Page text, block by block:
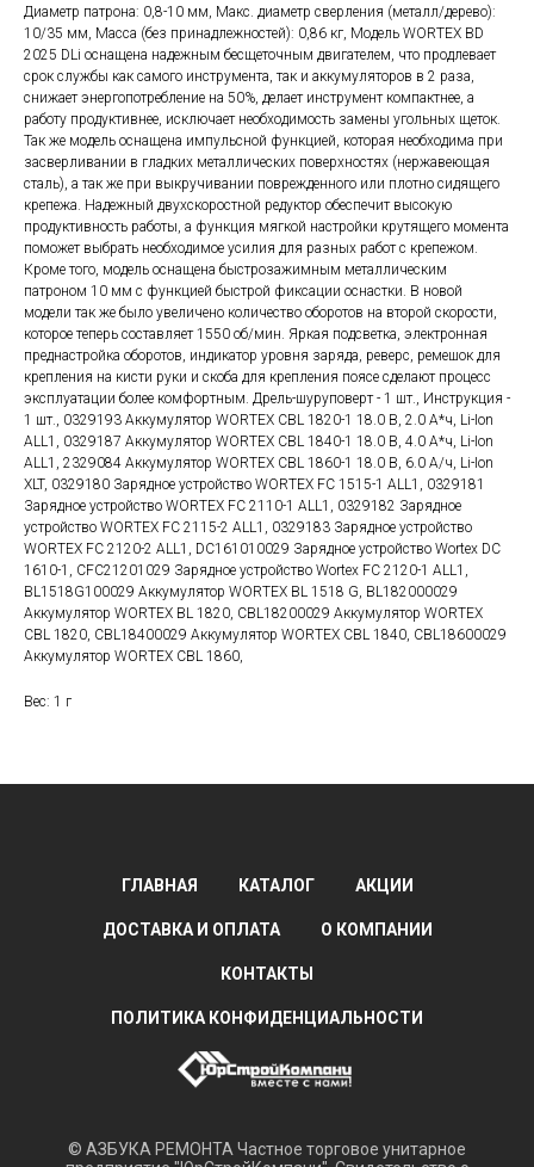
Диаметр патрона: 0,8-10 мм, Макс. диаметр сверления (металл/дерево):
10/35 мм, Масса (без принадлежностей): 0,86 кг, Модель WORTEX BD
2025 DLi оснащена надежным бесщеточным двигателем, что продлевает
срок службы как самого инструмента, так и аккумуляторов в 2 раза,
снижает энергопотребление на 50%, делает инструмент компактнее, а
работу продуктивнее, исключает необходимость замены угольных щеток.
Так же модель оснащена импульсной функцией, которая необходима при
засверливании в гладких металлических поверхностях (нержавеющая
сталь), а так же при выкручивании поврежденного или плотно сидящего
крепежа. Надежный двухскоростной редуктор обеспечит высокую
продуктивность работы, а функция мягкой настройки крутящего момента
поможет выбрать необходимое усилия для разных работ с крепежом.
Кроме того, модель оснащена быстрозажимным металлическим
патроном 10 мм с функцией быстрой фиксации оснастки. В новой
модели так же было увеличено количество оборотов на второй скорости,
которое теперь составляет 1550 об/мин. Яркая подсветка, электронная
преднастройка оборотов, индикатор уровня заряда, реверс, ремешок для
крепления на кисти руки и скоба для крепления поясе сделают процесс
эксплуатации более комфортным. Дрель-шуруповерт - 1 шт., Инструкция -
1 шт., 0329193 Аккумулятор WORTEX CBL 1820-1 18.0 В, 2.0 А*ч, Li-Ion
ALL1, 0329187 Аккумулятор WORTEX CBL 1840-1 18.0 В, 4.0 А*ч, Li-Ion
ALL1, 2329084 Аккумулятор WORTEX CBL 1860-1 18.0 В, 6.0 А/ч, Li-Ion
XLT, 0329180 Зарядное устройство WORTEX FC 1515-1 ALL1, 0329181
Зарядное устройство WORTEX FC 2110-1 ALL1, 0329182 Зарядное
устройство WORTEX FC 2115-2 ALL1, 0329183 Зарядное устройство
WORTEX FC 2120-2 ALL1, DC161010029 Зарядное устройство Wortex DC
1610-1, CFC21201029 Зарядное устройство Wortex FC 2120-1 ALL1,
BL1518G100029 Аккумулятор WORTEX BL 1518 G, BL182000029
Аккумулятор WORTEX BL 1820, CBL18200029 Аккумулятор WORTEX
CBL 1820, CBL18400029 Аккумулятор WORTEX CBL 1840, CBL18600029
Аккумулятор WORTEX CBL 1860,
Вес: 1 г
ГЛАВНАЯ КАТАЛОГ АКЦИИ
ДОСТАВКА И ОПЛАТА О КОМПАНИИ
КОНТАКТЫ
ПОЛИТИКА КОНФИДЕНЦИАЛЬНОСТИ
© АЗБУКА РЕМОНТА Частное торговое унитарное